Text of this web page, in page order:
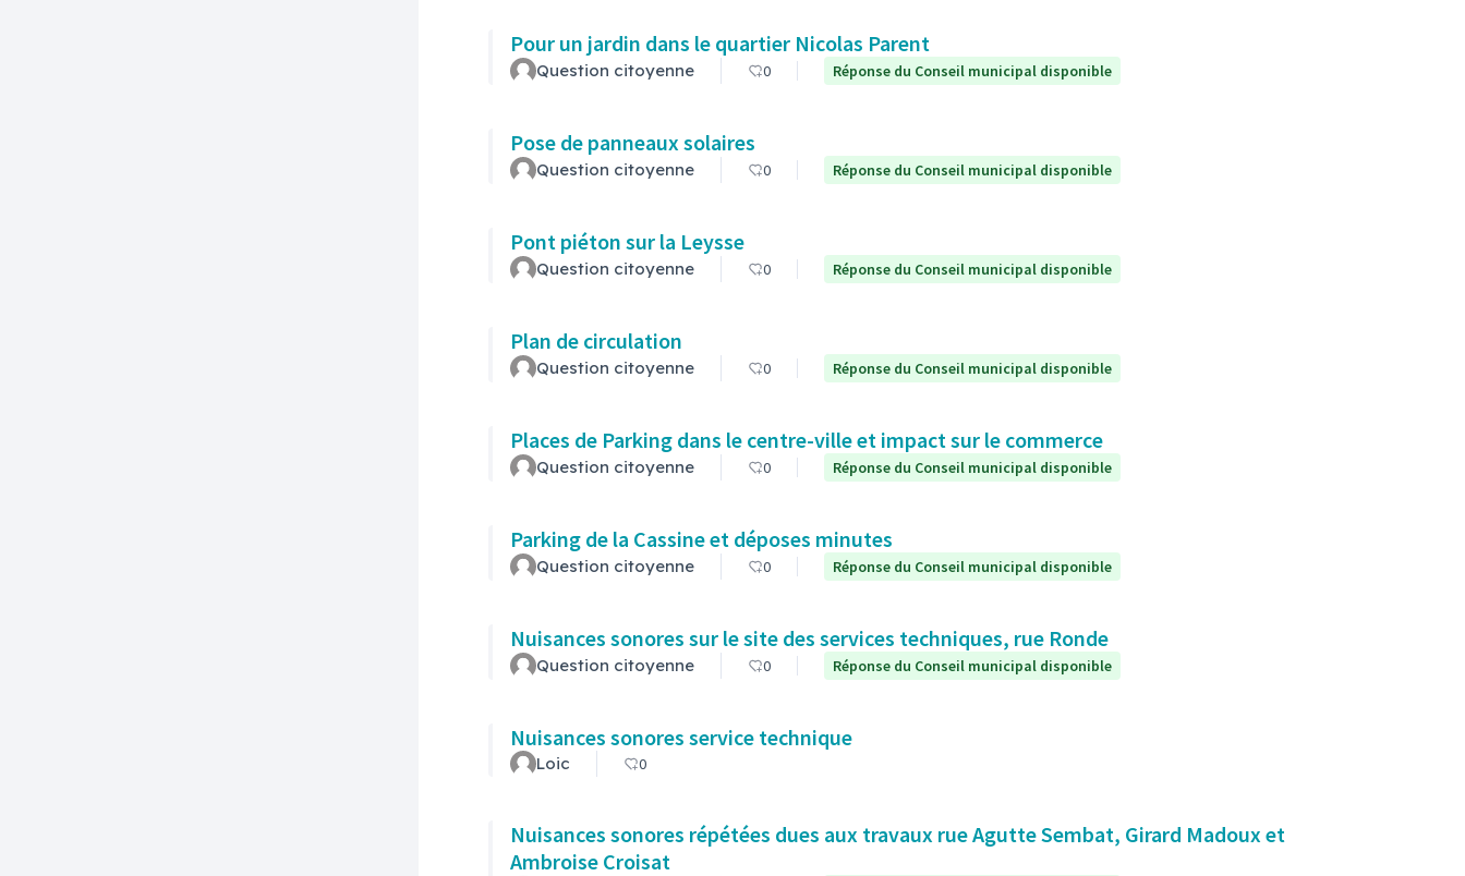
Pour un jardin dans le quartier Nicolas Parent
Question citoyenne 0 Réponse du Conseil municipal disponible
Pose de panneaux solaires
Question citoyenne 0 Réponse du Conseil municipal disponible
Pont piéton sur la Leysse
Question citoyenne 0 Réponse du Conseil municipal disponible
Plan de circulation
Question citoyenne 0 Réponse du Conseil municipal disponible
Places de Parking dans le centre-ville et impact sur le commerce
Question citoyenne 0 Réponse du Conseil municipal disponible
Parking de la Cassine et déposes minutes
Question citoyenne 0 Réponse du Conseil municipal disponible
Nuisances sonores sur le site des services techniques, rue Ronde
Question citoyenne 0 Réponse du Conseil municipal disponible
Nuisances sonores service technique
Loic 0
Nuisances sonores répétées dues aux travaux rue Agutte Sembat, Girard Madoux et
Ambroise Croisat